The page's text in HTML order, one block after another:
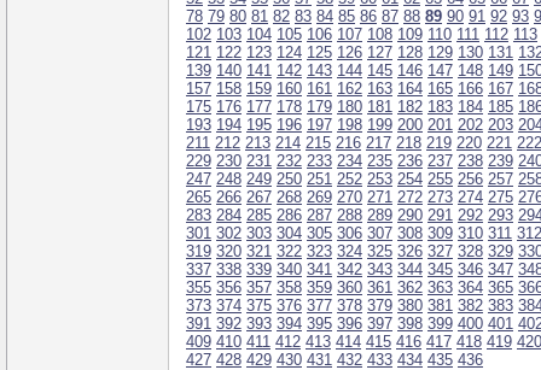
78 79 80 81 82 83 84 85 86 87 88 89 90 91 92 93
102 103 104 105 106 107 108 109 110 111 112 113
121 122 123 124 125 126 127 128 129 130 131
139 140 141 142 143 144 145 146 147 148 149
157 158 159 160 161 162 163 164 165 166 167
175 176 177 178 179 180 181 182 183 184 185
193 194 195 196 197 198 199 200 201 202 203
211 212 213 214 215 216 217 218 219 220 221 222
229 230 231 232 233 234 235 236 237 238 239
247 248 249 250 251 252 253 254 255 256 257
265 266 267 268 269 270 271 272 273 274 275
283 284 285 286 287 288 289 290 291 292 293
301 302 303 304 305 306 307 308 309 310 311 312
319 320 321 322 323 324 325 326 327 328 329
337 338 339 340 341 342 343 344 345 346 347
355 356 357 358 359 360 361 362 363 364 365
373 374 375 376 377 378 379 380 381 382 383
391 392 393 394 395 396 397 398 399 400 401
409 410 411 412 413 414 415 416 417 418 419 420
427 428 429 430 431 432 433 434 435 436